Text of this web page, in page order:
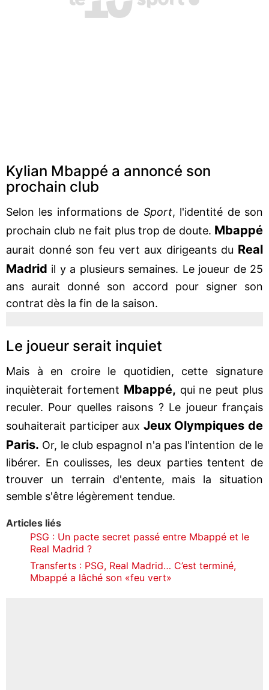
Kylian Mbappé a annoncé son
prochain club
Selon les informations de Sport, l'identité de son
prochain club ne fait plus trop de doute. Mbappé
aurait donné son feu vert aux dirigeants du Real
Madrid il y a plusieurs semaines. Le joueur de 25
ans aurait donné son accord pour signer son
contrat dès la fin de la saison.
Le joueur serait inquiet
Mais à en croire le quotidien, cette signature
inquièterait fortement Mbappé, qui ne peut plus
reculer. Pour quelles raisons ? Le joueur français
souhaiterait participer aux Jeux Olympiques de
Paris. Or, le club espagnol n'a pas l'intention de le
libérer. En coulisses, les deux parties tentent de
trouver un terrain d'entente, mais la situation
semble s'être légèrement tendue.
Articles liés
PSG : Un pacte secret passé entre Mbappé et le
Real Madrid ?
Transferts : PSG, Real Madrid… C’est terminé,
Mbappé a lâché son «feu vert»